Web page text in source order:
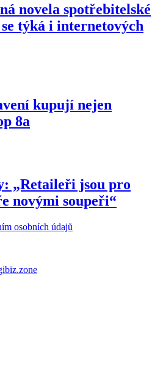
novela spotřebitelské
týká i internetových
kupují nejen
8a
„Retaileři jsou pro
novými soupeři“
osobních údajů